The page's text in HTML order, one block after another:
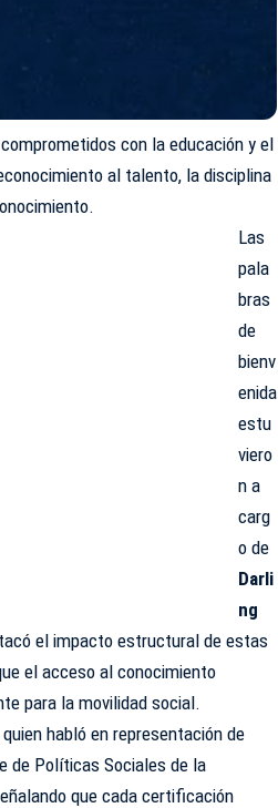
con la educación y el
al talento, la disciplina
Las
pala
bras
de
bienv
enida
estu
viero
n a
carg
o de
Darli
ng
el impacto estructural de estas
el acceso al conocimiento
para la movilidad social.
quien habló en representación de
de Políticas Sociales de la
que cada certificación